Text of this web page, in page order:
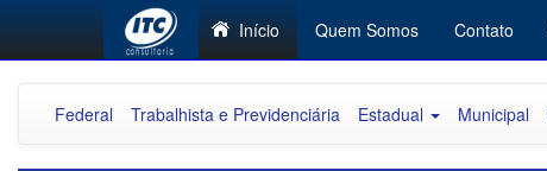
Início Quem Somos Contato
Federal Trabalhista e Previdenciária Estadual Municipal